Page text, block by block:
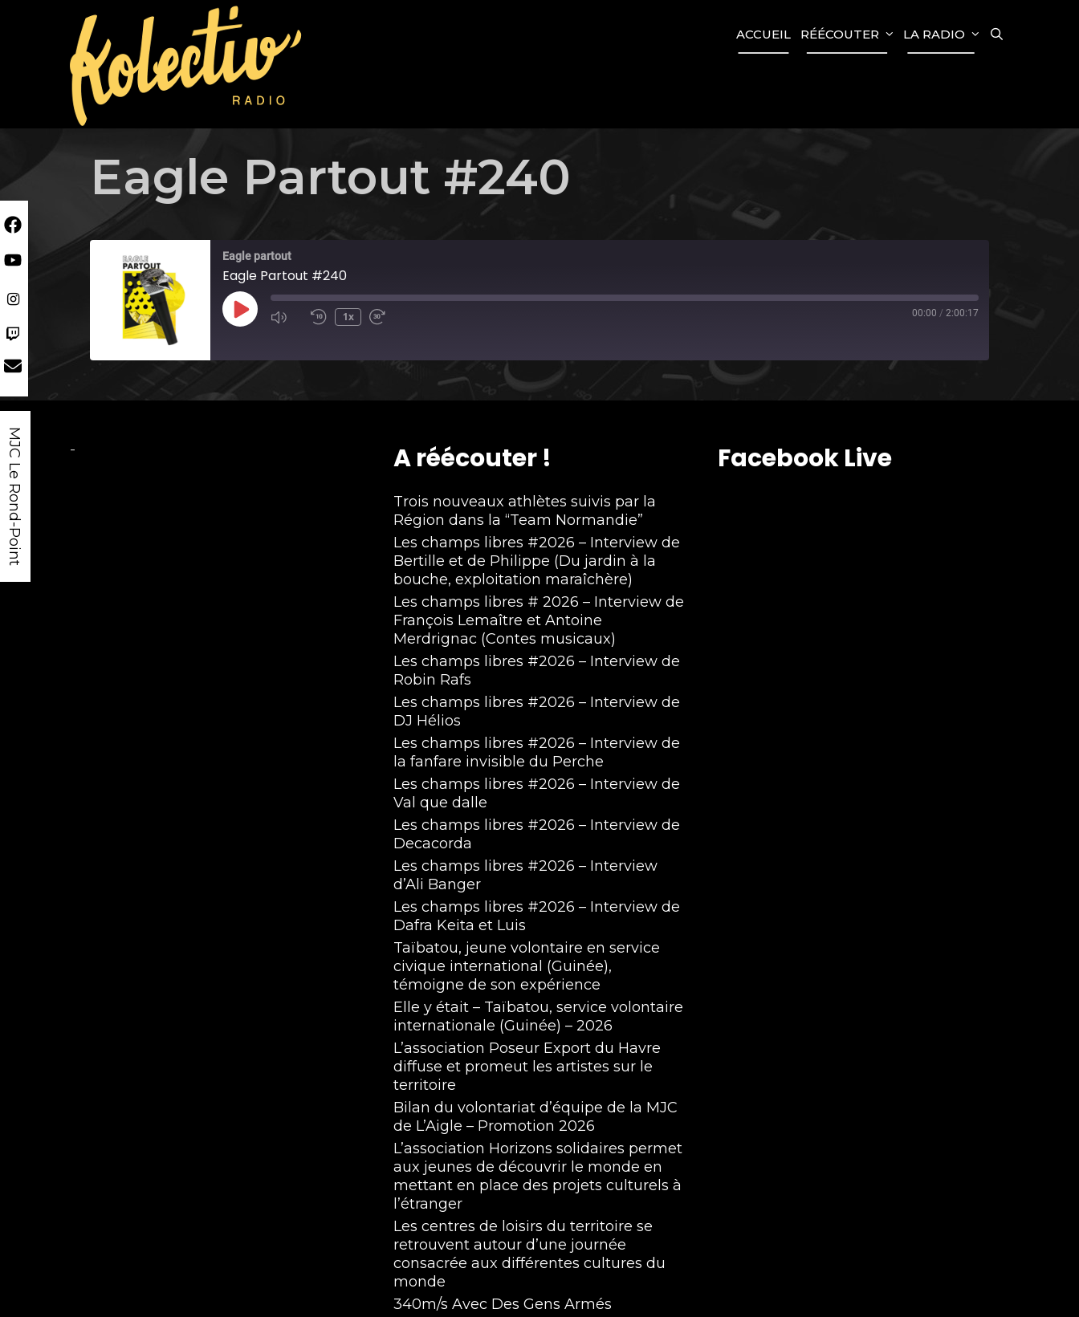
ACCUEIL RÉÉCOUTER LA RADIO
Eagle Partout #240
Eagle partout
Eagle Partout #240
Play
1x 00:00 / 2:00:17
- A réécouter !
Trois nouveaux athlètes suivis par la
Région dans la “Team Normandie”
Les champs libres #2026 – Interview de
Bertille et de Philippe (Du jardin à la
bouche, exploitation maraîchère)
Les champs libres # 2026 – Interview de
François Lemaître et Antoine
Merdrignac (Contes musicaux)
Les champs libres #2026 – Interview de
Robin Rafs
Les champs libres #2026 – Interview de
DJ Hélios
Les champs libres #2026 – Interview de
la fanfare invisible du Perche
Les champs libres #2026 – Interview de
Val que dalle
Les champs libres #2026 – Interview de
Decacorda
Les champs libres #2026 – Interview
d’Ali Banger
Les champs libres #2026 – Interview de
Dafra Keita et Luis
Taïbatou, jeune volontaire en service
civique international (Guinée),
témoigne de son expérience
Elle y était – Taïbatou, service volontaire
internationale (Guinée) – 2026
L’association Poseur Export du Havre
diffuse et promeut les artistes sur le
territoire
Bilan du volontariat d’équipe de la MJC
de L’Aigle – Promotion 2026
L’association Horizons solidaires permet
aux jeunes de découvrir le monde en
mettant en place des projets culturels à
l’étranger
Les centres de loisirs du territoire se
retrouvent autour d’une journée
consacrée aux différentes cultures du
monde
340m/s Avec Des Gens Armés
Facebook Live
MJC Le Rond-Point